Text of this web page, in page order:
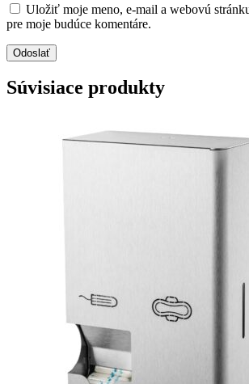
Uložiť moje meno, e-mail a webovú
pre moje budúce komentáre.
Súvisiace produkty